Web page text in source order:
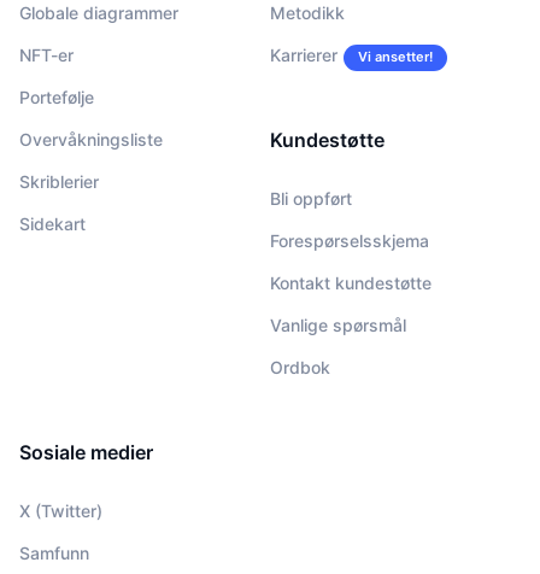
Globale diagrammer
NFT-er
Portefølje
Overvåkningsliste
Skriblerier
Sidekart
Metodikk
Karrierer Vi ansetter!
Kundestøtte
Bli oppført
Forespørselsskjema
Kontakt kundestøtte
Vanlige spørsmål
Ordbok
Sosiale medier
X (Twitter)
Samfunn